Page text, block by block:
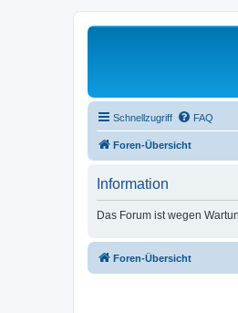
Schnellzugriff FAQ
Foren-Übersicht
Information
Das Forum ist wegen
Foren-Übersicht